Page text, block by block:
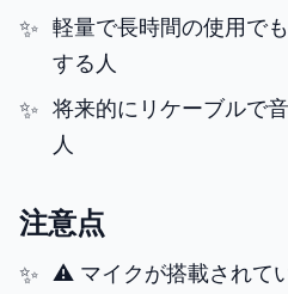
軽量で長時間の使用で
する人
将来的にリケーブルで
人
注意点
⚠️ マイクが搭載されて